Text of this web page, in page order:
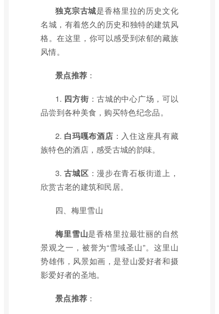
独克宗古城是香格里拉的历史文化
名城，有着悠久的历史和独特的建筑风
格。在这里，你可以感受到浓郁的藏族
风情。
景点推荐 ：
1. 四方街 ：古城的中心广场，可以
品尝到各种美食，购买特色纪念品。
2. 白玛嘎布酒店 ：入住这座具有藏
族特色的酒店，感受古城的韵味。
3.古城区 ：漫步在青石板街道上，
欣赏古老的建筑和民居。
四、梅里雪山
梅里雪山是香格里拉最壮丽的自然
景观之一，被誉为“雪域圣山”。这里山
势雄伟，风景如画，是登山爱好者和摄
影爱好者的圣地。
景点推荐 ：